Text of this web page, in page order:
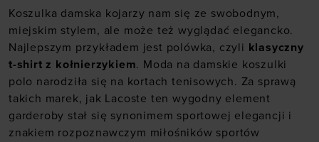
Koszulka damska kojarzy nam się ze swobodnym,
miejskim stylem, ale może też wyglądać elegancko.
Najlepszym przykładem jest polówka, czyli klasyczny
t-shirt z kołnierzykiem. Moda na damskie koszulki
polo narodziła się na kortach tenisowych. Za sprawą
takich marek, jak Lacoste ten wygodny element
garderoby stał się synonimem sportowej elegancji i
znakiem rozpoznawczym miłośników sportów